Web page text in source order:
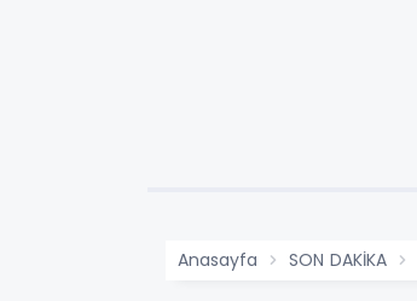
Anasayfa SON DAKİKA